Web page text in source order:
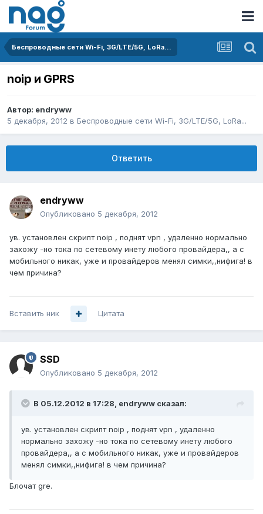
Беспроводные сети Wi-Fi, 3G/LTE/5G, LoRa...
noip и GPRS
Автор: endryww
5 декабря, 2012 в Беспроводные сети Wi-Fi, 3G/LTE/5G, LoRa...
Ответить
endryww
Опубликовано 5 декабря, 2012
ув. установлен скрипт noip , поднят vpn , удаленно нормально
захожу -но тока по сетевому инету любого провайдера,, а с
мобильного никак, уже и провайдеров менял симки,,нифига! в
чем причина?
Вставить ник Цитата
SSD
Опубликовано 5 декабря, 2012
В 05.12.2012 в 17:28, endryww сказал:
ув. установлен скрипт noip , поднят vpn , удаленно
нормально захожу -но тока по сетевому инету любого
провайдера,, а с мобильного никак, уже и провайдеров
менял симки,,нифига! в чем причина?
Блочат gre.